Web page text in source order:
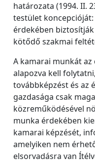
határozata (1994. II.
testület koncepcióját:
érdekében
kötődő szakmai
A kamarai munkát
alapozva kell
továbbképzést és az
gazdasága csak
közreműködésével
munka érdekében
kamarai képzését,
amelyiken nem
elsorvadásra van